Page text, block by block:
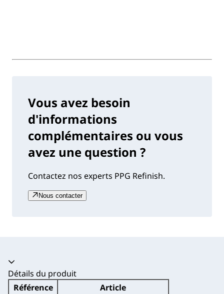
Vous avez besoin
d'informations
complémentaires ou vous
avez une question ?
Contactez nos experts PPG Refinish.
Nous contacter
Accordéon fermé
Détails du produit
Référence
Article